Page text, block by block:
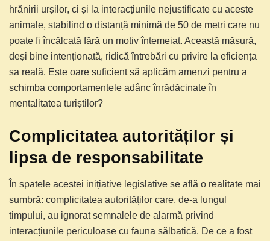
hrănirii urșilor, ci și la interacțiunile nejustificate cu aceste
animale, stabilind o distanță minimă de 50 de metri care nu
poate fi încălcată fără un motiv întemeiat. Această măsură,
deși bine intenționată, ridică întrebări cu privire la eficiența
sa reală. Este oare suficient să aplicăm amenzi pentru a
schimba comportamentele adânc înrădăcinate în
mentalitatea turiștilor?
Complicitatea autorităților și
lipsa de responsabilitate
În spatele acestei inițiative legislative se află o realitate mai
sumbră: complicitatea autorităților care, de-a lungul
timpului, au ignorat semnalele de alarmă privind
interacțiunile periculoase cu fauna sălbatică. De ce a fost